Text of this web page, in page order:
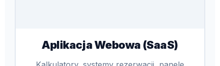
Aplikacja Webowa (SaaS)